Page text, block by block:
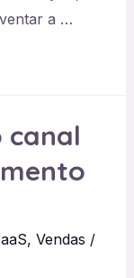
a …
canal
, Vendas /